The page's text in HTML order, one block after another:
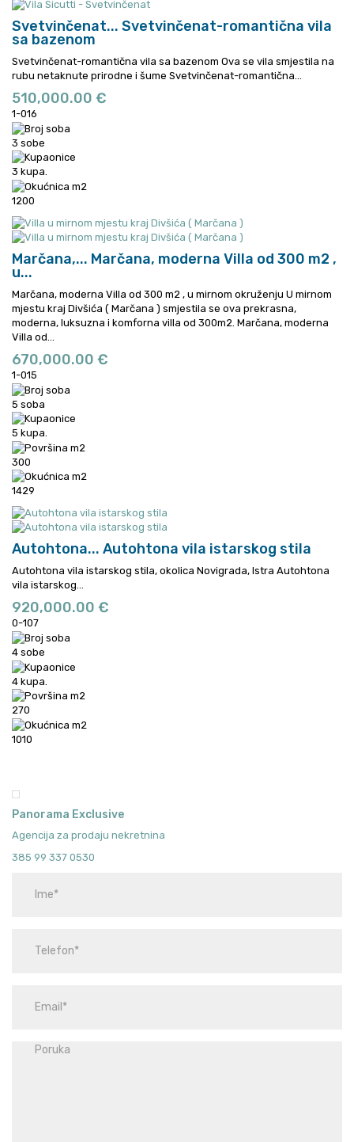
Svetvinčenat... Svetvinčenat-romantična vila
sa bazenom
Svetvinčenat-romantična vila sa bazenom Ova se vila smjestila na
rubu netaknute prirodne i šume Svetvinčenat-romantična...
510,000.00 €
1-016
3 sobe
3 kupa.
1200
Marčana,... Marčana, moderna Villa od 300 m2 ,
u...
Marčana, moderna Villa od 300 m2 , u mirnom okruženju U mirnom
mjestu kraj Divšića ( Marčana ) smjestila se ova prekrasna,
moderna, luksuzna i komforna villa od 300m2. Marčana, moderna
Villa od...
670,000.00 €
1-015
5 soba
5 kupa.
300
1429
Autohtona... Autohtona vila istarskog stila
Autohtona vila istarskog stila, okolica Novigrada, Istra Autohtona
vila istarskog...
920,000.00 €
0-107
4 sobe
4 kupa.
270
1010
Panorama Exclusive
Agencija za prodaju nekretnina
385 99 337 0530